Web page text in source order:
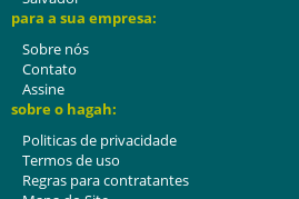
para a sua empresa:
Sobre nós
Contato
Assine
sobre o hagah:
Politicas de privacidade
Termos de uso
Regras para contratantes